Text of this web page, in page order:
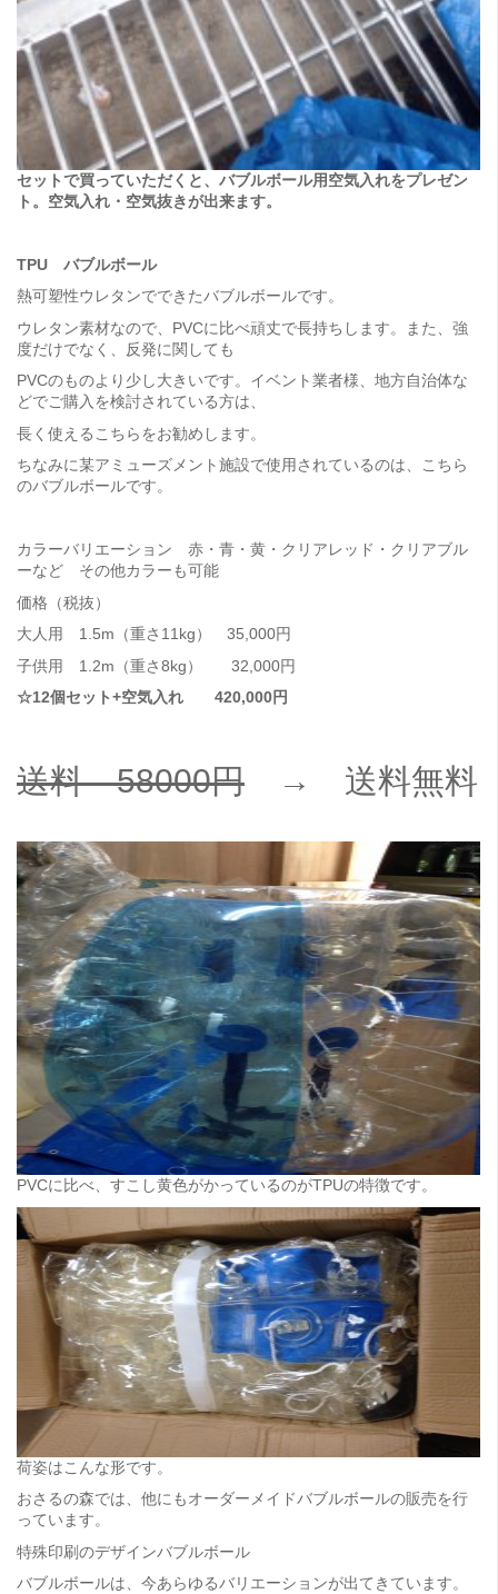
セットで買っていただくと、バブルボール用空気入れをプレゼン
ト。空気入れ・空気抜きが出来ます。
TPU バブルボール
熱可塑性ウレタンでできたバブルボールです。
ウレタン素材なので、PVCに比べ頑丈で長持ちします。また、強
度だけでなく、反発に関しても
PVCのものより少し大きいです。イベント業者様、地方自治体な
どでご購入を検討されている方は、
長く使えるこちらをお勧めします。
ちなみに某アミューズメント施設で使用されているのは、こちら
のバブルボールです。
カラーバリエーション 赤・青・黄・クリアレッド・クリアブル
ーなど その他カラーも可能
価格（税抜）
大人用 1.5m（重さ11kg） 35,000円
子供用 1.2m（重さ8kg） 32,000円
☆12個セット+空気入れ 420,000円
送料 58000円 → 送料無料
PVCに比べ、すこし黄色がかっているのがTPUの特徴です。
荷姿はこんな形です。
おさるの森では、他にもオーダーメイドバブルボールの販売を行
っています。
特殊印刷のデザインバブルボール
バブルボールは、今あらゆるバリエーションが出てきています。